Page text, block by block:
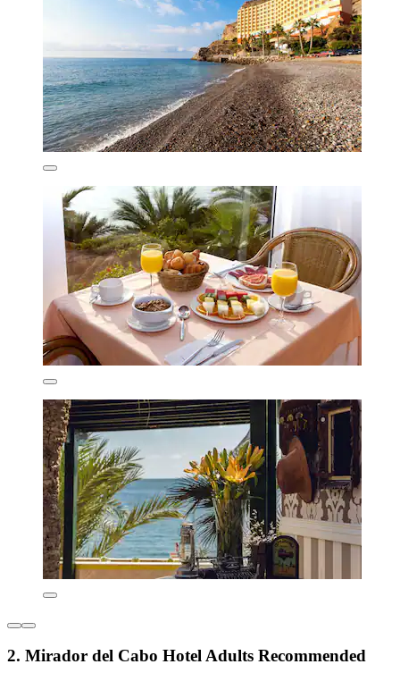
2. Mirador del Cabo Hotel Adults Recommended